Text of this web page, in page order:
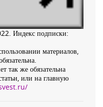
Индекс подписки:
материалов,
так же обязательна
или на главную